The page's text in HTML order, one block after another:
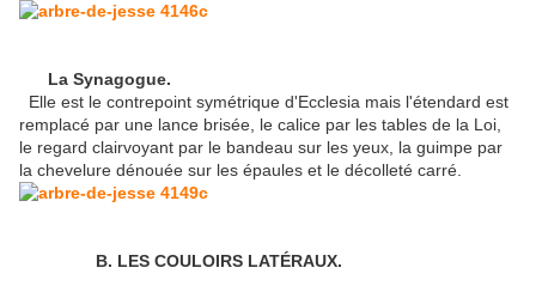
La Synagogue.
Elle est le contrepoint symétrique d'Ecclesia mais l'étendard est
remplacé par une lance brisée, le calice par les tables de la Loi,
le regard clairvoyant par le bandeau sur les yeux, la guimpe par
la chevelure dénouée sur les épaules et le décolleté carré.
B. LES COULOIRS LATÉRAUX.